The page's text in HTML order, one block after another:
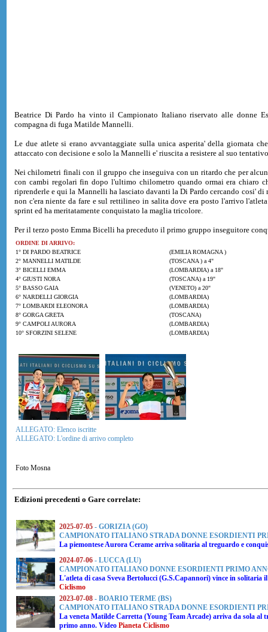
Beatrice Di Pardo ha vinto il Campionato Italiano riservato alle donne
compagna di fuga Matilde Mannelli.
Le due atlete si erano avvantaggiate sulla unica asperita' della giornata
attaccato con decisione e solo la Mannelli e' riuscita a resistere al suo
Nei chilometri finali con il gruppo che inseguiva con un ritardo che per
con cambi regolari fin dopo l'ultimo chilometro quando ormai era chiaro
riprenderle e qui la Mannelli ha lasciato davanti la Di Pardo cercando cosi'
non c'era niente da fare e sul rettilineo in salita dove era posto l'arrivo
sprint ed ha meritatamente conquistato la maglia tricolore.
Per il terzo posto Emma Bicelli ha preceduto il primo gruppo inseguitore
ORDINE DI ARRIVO:
1° DI PARDO BEATRICE
(EMILIA ROMAGNA )
2° MANNELLI MATILDE
(TOSCANA ) a 4"
3° BICELLI EMMA
(LOMBARDIA) a 18"
4° GIUSTI NORA
(TOSCANA) a 19"
5° BASSO GAIA
(VENETO) a 20"
6° NARDELLI GIORGIA
(LOMBARDIA)
7° LOMBARDI ELEONORA
(LOMBARDIA)
8° GORGA GRETA
(TOSCANA)
9° CAMPOLI AURORA
(LOMBARDIA)
10° SFORZINI SELENE
(LOMBARDIA)
ALLEGATO: Elenco iscritte
ALLEGATO: L'ordine di arrivo completo
Foto Mosna
Edizioni precedenti o Gare correlate:
2025-07-05 - GORIZIA (GO)
CAMPIONATO ITALIANO STRADA DONNE ESORDIENTI
La piemonteseAurora Cerame arriva solitaria al treguardo e
2024-07-06 - LUCCA (LU)
CAMPIONATO ITALIANO DONNE ESORDIENTI PRIMO
L'atleta di casa Sveva Bertolucci (G.S.Capannori) vince in solitaria
Ciclismo
2023-07-08 - BOARIO TERME (BS)
CAMPIONATO ITALIANO STRADA DONNE ESORDIENTI
La veneta Matilde Carretta (Young Team Arcade) arriva da sola al
primo anno. Video Pianeta Ciclismo